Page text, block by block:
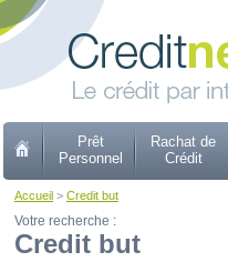
Prêt
Personnel
Rachat de
Crédit
Accueil > Credit but
Votre recherche :
Credit but